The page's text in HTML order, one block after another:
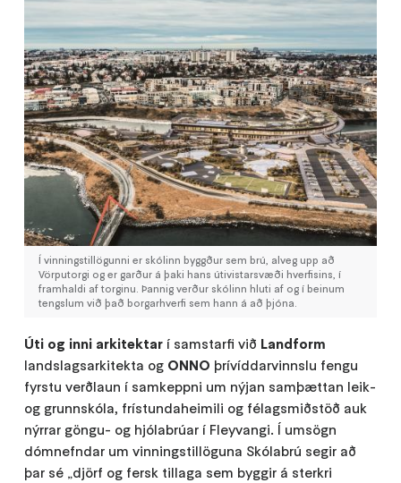
Í vinningstillögunni er skólinn byggður sem brú, alveg upp að
Vörputorgi og er garður á þaki hans útivistarsvæði hverfisins, í
framhaldi af torginu. Þannig verður skólinn hluti af og í beinum
tengslum við það borgarhverfi sem hann á að þjóna.
Úti og inni arkitektar í samstarfi við Landform
landslagsarkitekta og ONNO þrívíddarvinnslu fengu
fyrstu verðlaun í samkeppni um nýjan samþættan leik-
og grunnskóla, frístundaheimili og félagsmiðstöð auk
nýrrar göngu- og hjólabrúar í Fleyvangi. Í umsögn
dómnefndar um vinningstillöguna Skólabrú segir að
þar sé „djörf og fersk tillaga sem byggir á sterkri